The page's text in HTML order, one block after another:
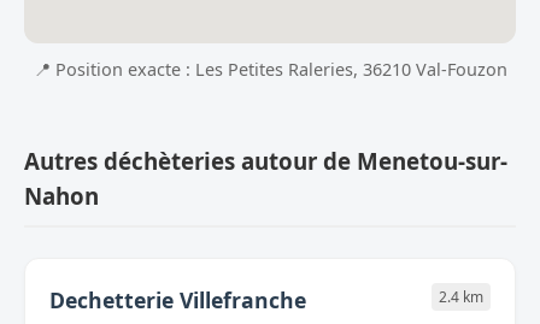
📍 Position exacte : Les Petites Raleries, 36210 Val-Fouzon
Autres déchèteries autour de Menetou-sur-
Nahon
Dechetterie Villefranche 2.4 km